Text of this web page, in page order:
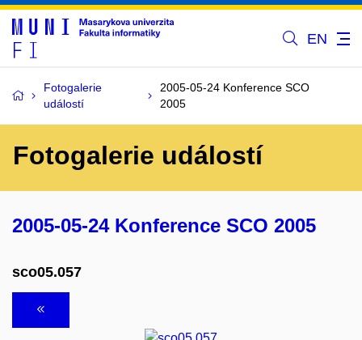
EN
Fotogalerie
událostí
2005-05-24 Konference SCO
2005
Fotogalerie událostí
2005-05-24 Konference SCO 2005
sco05.057